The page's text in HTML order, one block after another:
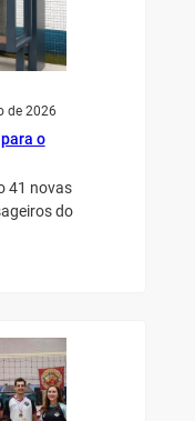
de 2026
o
41 novas
do